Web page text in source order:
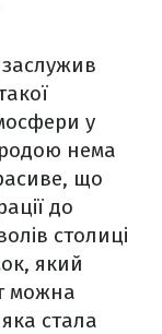
заслужив
у
нема
що
до
столиці
який
можна
стала